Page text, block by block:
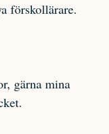
förskollärare.
gärna mina